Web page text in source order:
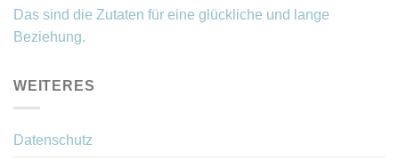
Das sind die Zutaten für eine glückliche und lange
Beziehung.
WEITERES
Datenschutz